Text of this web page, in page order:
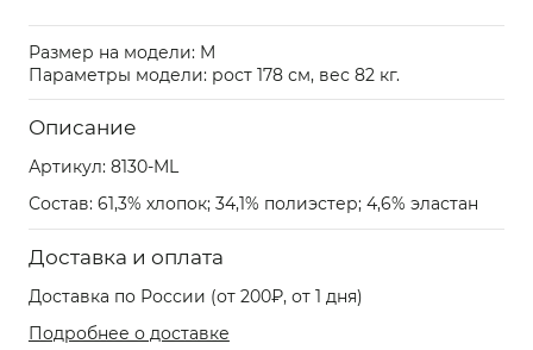
Размер на модели: M
Параметры модели: рост 178 см, вес 82 кг.
Описание
Артикул: 8130-ML
Состав: 61,3% хлопок; 34,1% полиэстер; 4,6% эластан
Доставка и оплата
Доставка по России (от 200₽, от 1 дня)
Подробнее о доставке